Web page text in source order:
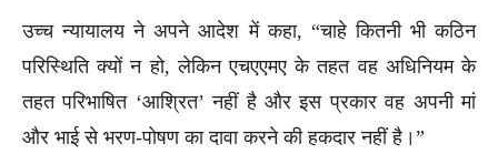
उच्च न्यायालय ने अपने आदेश में कहा, “चाहे कितनी भी कठिन
परिस्थिति क्यों न हो, लेकिन एचएएमए के तहत वह अधिनियम के
तहत परिभाषित ‘आश्रित’ नहीं है और इस प्रकार वह अपनी मां
और भाई से भरण-पोषण का दावा करने की हकदार नहीं है।”